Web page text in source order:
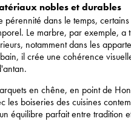
nobles et durables
pérennité dans le temps,
Le marbre, par exemple,
notamment dans les
il crée une cohérence
en chêne, en point de
les boiseries des cuisines
équilibre parfait entre tradition